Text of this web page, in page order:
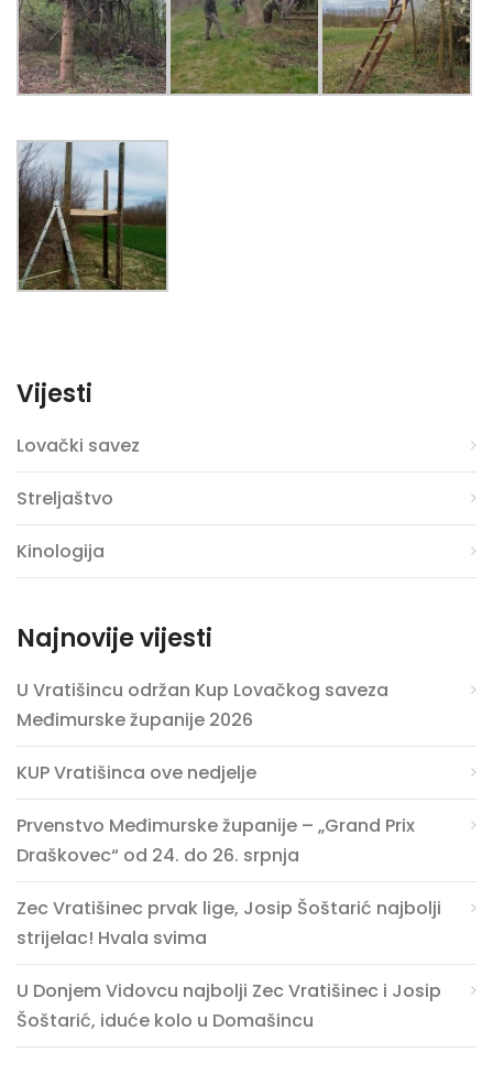
Vijesti
Lovački savez
Streljaštvo
Kinologija
Najnovije vijesti
U Vratišincu održan Kup Lovačkog saveza
Međimurske županije 2026
KUP Vratišinca ove nedjelje
Prvenstvo Međimurske županije – „Grand Prix
Draškovec“ od 24. do 26. srpnja
Zec Vratišinec prvak lige, Josip Šoštarić najbolji
strijelac! Hvala svima
U Donjem Vidovcu najbolji Zec Vratišinec i Josip
Šoštarić, iduće kolo u Domašincu